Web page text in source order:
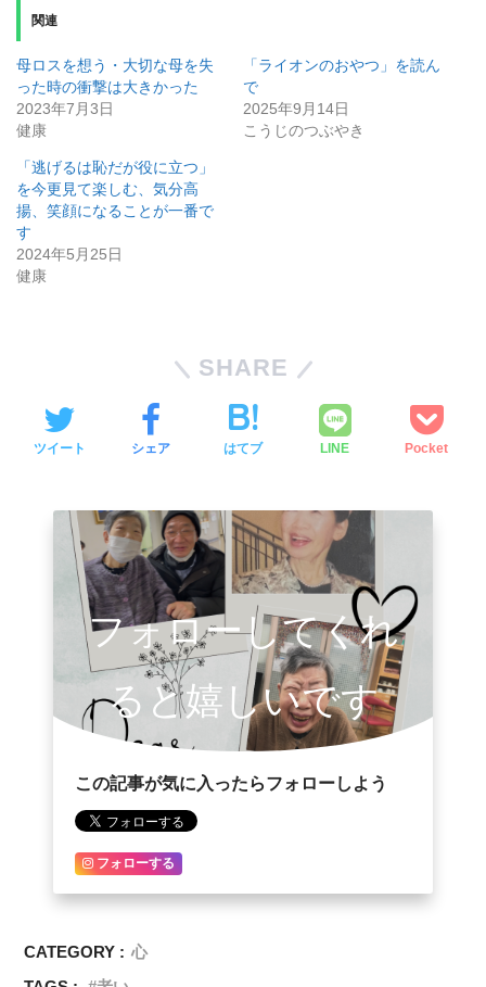
関連
母ロスを想う・大切な母を失
った時の衝撃は大きかった
2023年7月3日
健康
「ライオンのおやつ」を読ん
で
2025年9月14日
こうじのつぶやき
「逃げるは恥だが役に立つ」
を今更見て楽しむ、気分高
揚、笑顔になることが一番で
す
2024年5月25日
健康
SHARE
ツイート シェア はてブ LINE Pocket
フォローしてくれ
ると嬉しいです
この記事が気に入ったらフォローしよう
フォローする
CATEGORY : 心